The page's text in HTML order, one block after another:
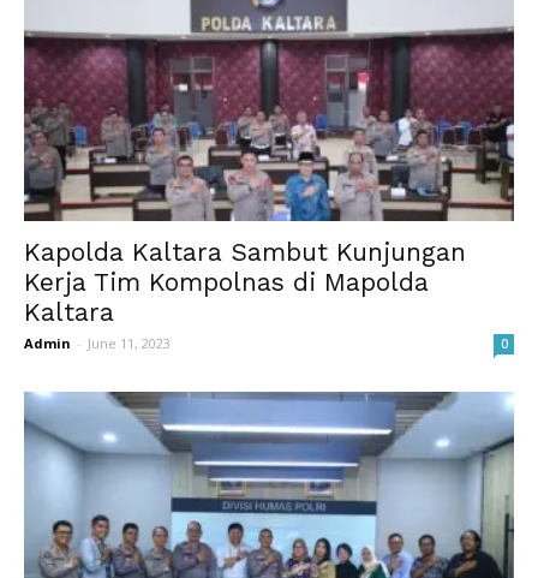
Kapolda Kaltara Sambut Kunjungan
Kerja Tim Kompolnas di Mapolda
Kaltara
Admin - June 11, 2023 0